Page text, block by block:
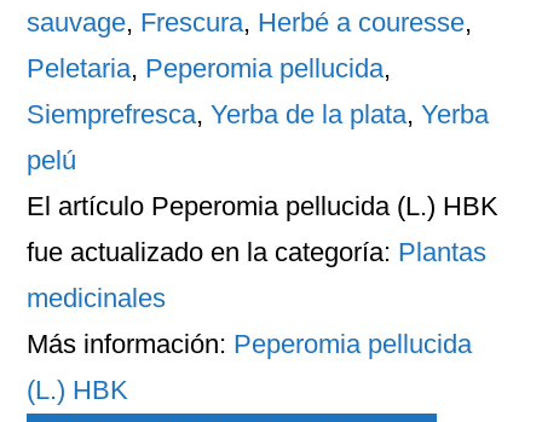
sauvage, Frescura, Herbé a couresse,
Peletaria, Peperomia pellucida,
Siemprefresca,Yerba de la plata,Yerba
pelú
El artículo Peperomia pellucida (L.) HBK
fue actualizado en la categoría: Plantas
medicinales
Más información: Peperomia pellucida
(L.) HBK